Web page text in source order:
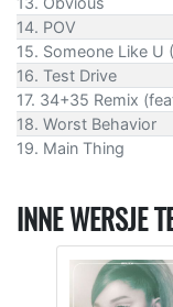
14. POV
15. Someone Like U
16. Test Drive
17. 34+35 Remix
18. Worst Behavior
19. Main Thing
INNE WERSJE